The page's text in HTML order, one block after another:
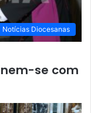
Notícias Diocesanas
se com